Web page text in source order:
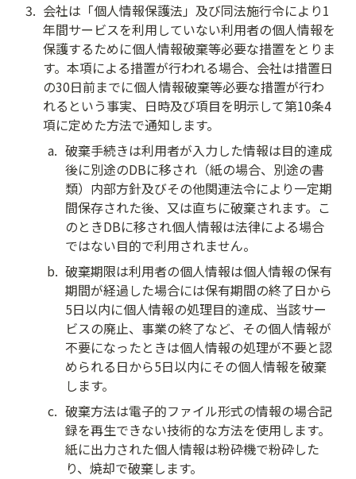
3. 会社は「個人情報保護法」及び同法施行令により1
年間サービスを利用していない利用者の個人情報を
保護するために個人情報破棄等必要な措置をとりま
す。本項による措置が行われる場合、会社は措置日
の30日前までに個人情報破棄等必要な措置が行わ
れるという事実、日時及び項目を明示して第10条4
項に定めた方法で通知します。
a. 破棄手続きは利用者が入力した情報は目的達成
後に別途のDBに移され（紙の場合、別途の書
類）内部方針及びその他関連法令により一定期
間保存された後、又は直ちに破棄されます。こ
のときDBに移され個人情報は法律による場合
ではない目的で利用されません。
b. 破棄期限は利用者の個人情報は個人情報の保有
期間が経過した場合には保有期間の終了日から
5日以内に個人情報の処理目的達成、当該サー
ビスの廃止、事業の終了など、その個人情報が
不要になったときは個人情報の処理が不要と認
められる日から5日以内にその個人情報を破棄
します。
c. 破棄方法は電子的ファイル形式の情報の場合記
録を再生できない技術的な方法を使用します。
紙に出力された個人情報は粉砕機で粉砕した
り、焼却で破棄します。